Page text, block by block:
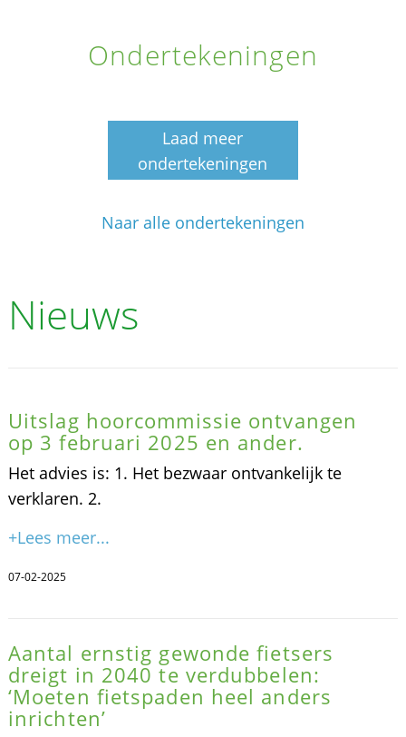
Ondertekeningen
Laad meer
ondertekeningen
Naar alle ondertekeningen
Nieuws
Uitslag hoorcommissie ontvangen
op 3 februari 2025 en ander.
Het advies is: 1. Het bezwaar ontvankelijk te
verklaren. 2.
+Lees meer...
07-02-2025
Aantal ernstig gewonde fietsers
dreigt in 2040 te verdubbelen:
‘Moeten fietspaden heel anders
inrichten’